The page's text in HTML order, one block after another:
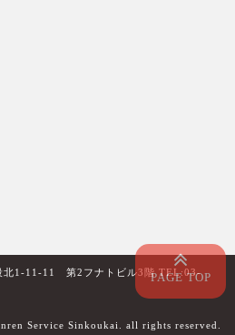
北1-11-11 第2フナトビル3階 TEL:03-
Service Sinkoukai. all rights reserved.